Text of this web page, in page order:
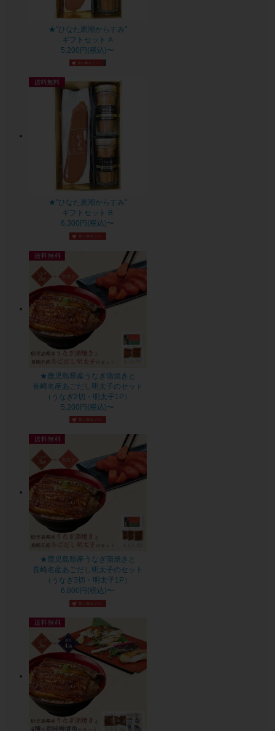
★"ひなた黒潮からすみ"
ギフトセット A
5,200円(税込)〜
★"ひなた黒潮からすみ"
ギフトセット B
6,300円(税込)〜
★鹿児島県産うなぎ蒲焼きと
長崎名産あごだし明太子のセット
（うなぎ2切・明太子1P）
5,200円(税込)〜
★鹿児島県産うなぎ蒲焼きと
長崎名産あごだし明太子のセット
（うなぎ3切・明太子1P）
6,800円(税込)〜